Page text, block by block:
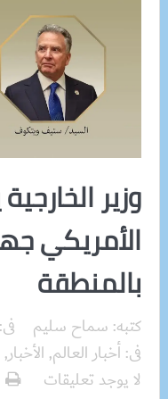
وزير
الأمريكي
بالمنطقة
كتبه: سماح سليم فى:
فى:أخبار العالم, الأخبار,
لا يوجد تعليقات